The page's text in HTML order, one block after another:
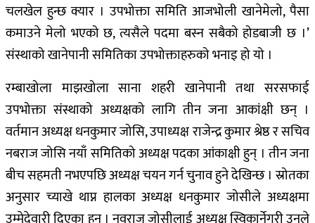
चलखेल हुन्छ क्यार । उपभोक्ता समिति आजभोली खानेमेलो, पैसा
कमाउने मेलो भएको छ, त्यसैले पदमा बस्न सबैको होडबाजी छ ।’
संस्थाको खानेपानी समितिका उपभोक्ताहरुको भनाइ हो यो ।
रम्बाखोला माझखोला साना शहरी खानेपानी तथा सरसफाई
उपभोक्ता संस्थाको अध्यक्षको लागि तीन जना आकांक्षी छन् ।
वर्तमान अध्यक्ष धनकुमार जोसि, उपाध्यक्ष राजेन्द्र कुमार श्रेष्ठ र सचिव
नबराज जोसि नयाँ समितिको अध्यक्ष पदका आंकाक्षी हुन् । तीन जना
बीच सहमती नभएपछि अध्यक्ष चयन गर्न चुनाव हुने देखिन्छ । स्रोतका
अनुसार च्याखे थाप्न हालका अध्यक्ष धनकुमार जोसीले अध्यक्षमा